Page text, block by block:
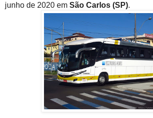
junho de 2020 em São Carlos (SP).